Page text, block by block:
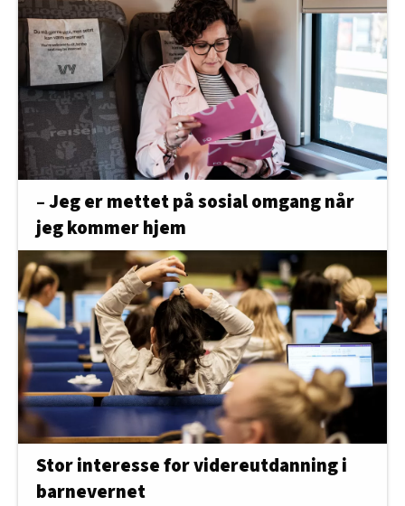
– Jeg er mettet på sosial omgang når
jeg kommer hjem
Stor interesse for videreutdanning i
barnevernet